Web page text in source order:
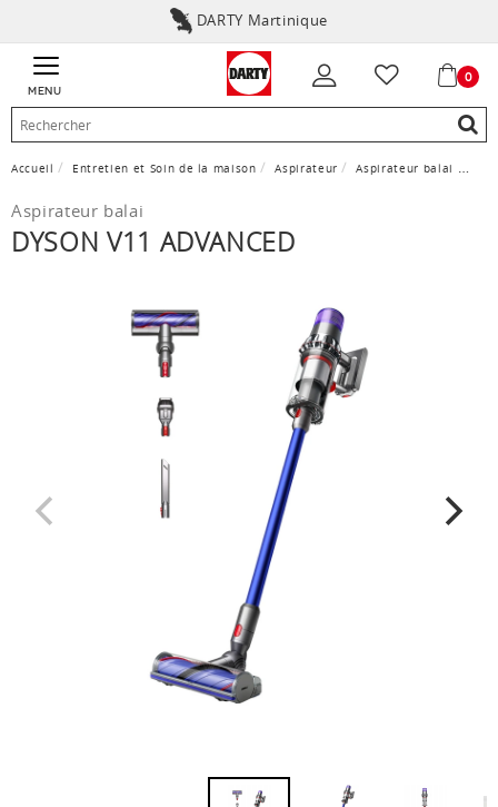
DARTY Martinique
MENU
0
Accueil Entretien et Soin de la maison Aspirateur Aspirateur balai
Aspirateur balai
DYSON V11 ADVANCED